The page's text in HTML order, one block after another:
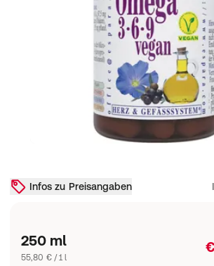
Infos zu Preisangaben
250 ml
55,80 € / 1 l